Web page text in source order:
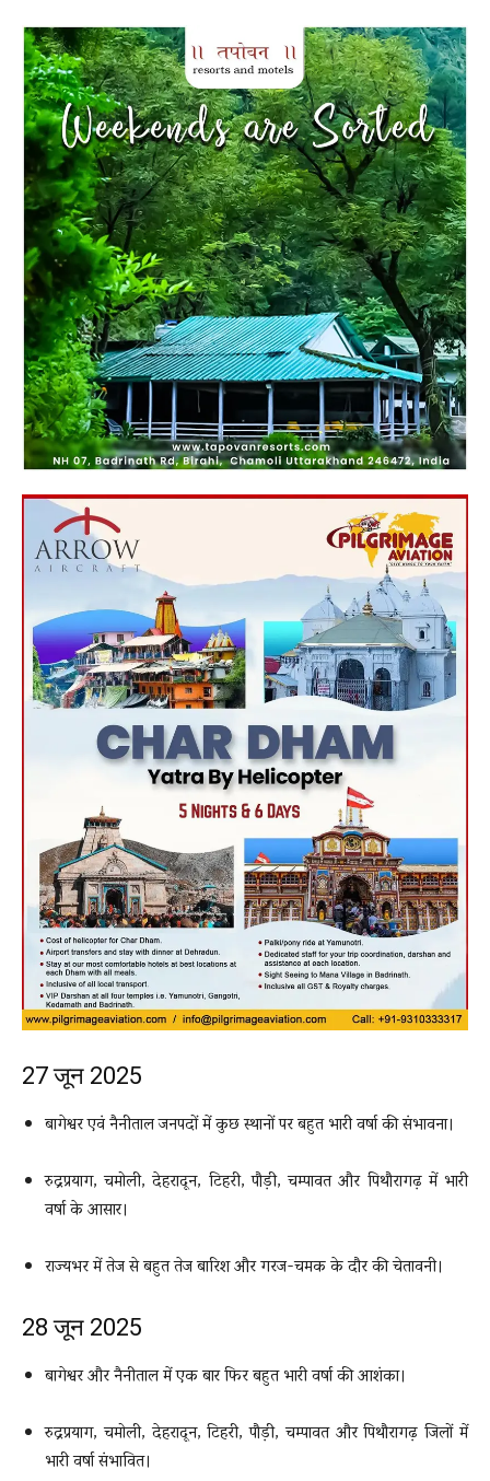
27 जून 2025
बागेश्वर एवं नैनीताल जनपदों में कुछ स्थानों पर बहुत भारी वर्षा की संभावना।
रुद्रप्रयाग, चमोली, देहरादून, टिहरी, पौड़ी, चम्पावत और पिथौरागढ़ में भारी
वर्षा के आसार।
राज्यभर में तेज से बहुत तेज बारिश और गरज-चमक के दौर की चेतावनी।
28 जून 2025
बागेश्वर और नैनीताल में एक बार फिर बहुत भारी वर्षा की आशंका।
रुद्रप्रयाग, चमोली, देहरादून, टिहरी, पौड़ी, चम्पावत और पिथौरागढ़ जिलों में
भारी वर्षा संभावित।